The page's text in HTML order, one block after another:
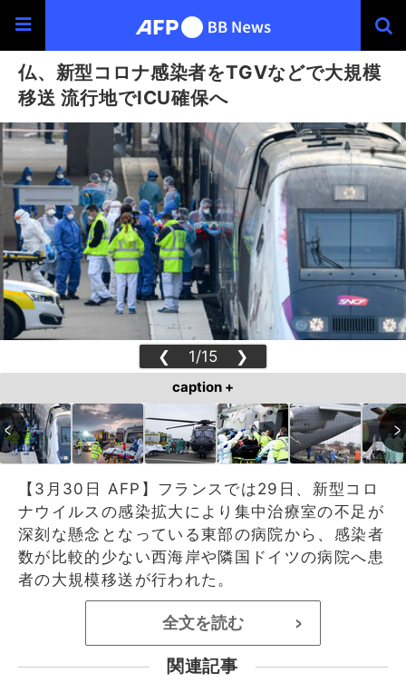
仏、新型コロナ感染者をTGVなどで大規模
移送 流行地でICU確保へ
❮ 1/15 ❯
caption +
【3月30日 AFP】フランスでは29日、新型コロ
ナウイルスの感染拡大により集中治療室の不足が
深刻な懸念となっている東部の病院から、感染者
数が比較的少ない西海岸や隣国ドイツの病院へ患
者の大規模移送が行われた。
全文を読む >
関連記事